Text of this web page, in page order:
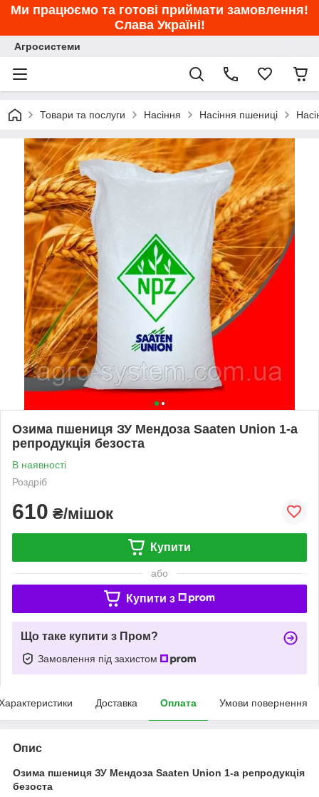
Ми працюємо та готові приймати замовлення!
Слава Україні!
Агросистеми
Товари та послуги Насіння Насіння пшениці
Озима пшениця ЗУ Мендоза Saaten Union 1-а
репродукція безоста
В наявності
Роздріб
610 ₴/мішок
Купити
або
Купити з
Що таке купити з Пром?
Замовлення під захистом
Доставка Оплата Умови повернення
Опис
Озима пшениця ЗУ Мендоза Saaten Union 1-а репродукція
безоста